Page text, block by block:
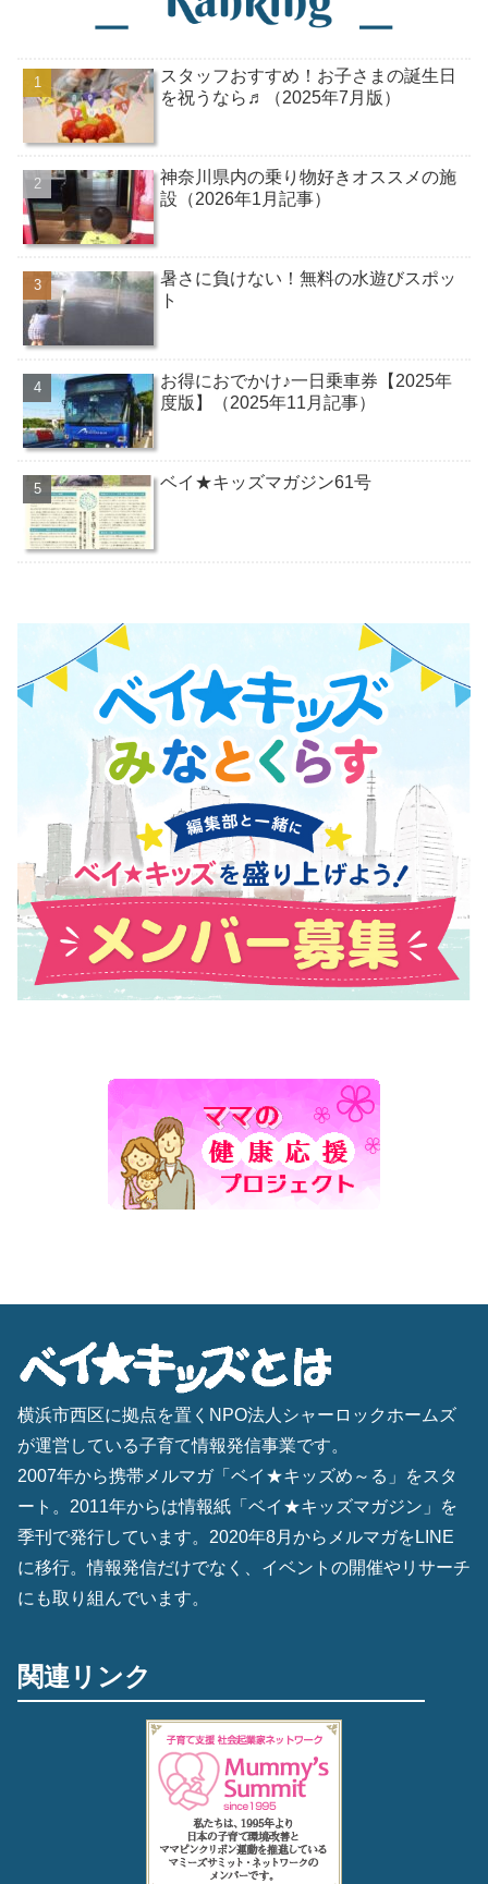
スタッフおすすめ！お子さまの誕生日
を祝うなら♬（2025年7月版）
神奈川県内の乗り物好きオススメの施
設（2026年1月記事）
暑さに負けない！無料の水遊びスポッ
ト
お得におでかけ♪一日乗車券【2025年
度版】（2025年11月記事）
ベイ★キッズマガジン61号
横浜市西区に拠点を置くNPO法人シャーロックホームズ
が運営している子育て情報発信事業です。
2007年から携帯メルマガ「ベイ★キッズめ～る」をスタ
ート。2011年からは情報紙「ベイ★キッズマガジン」を
季刊で発行しています。2020年8月からメルマガをLINE
に移行。情報発信だけでなく、イベントの開催やリサーチ
にも取り組んでいます。
関連リンク